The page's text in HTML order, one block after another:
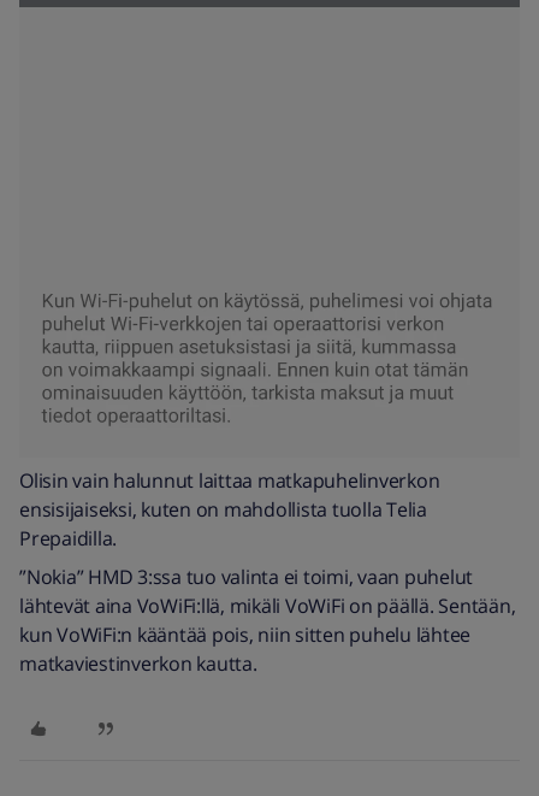
Olisin vain halunnut laittaa matkapuhelinverkon
ensisijaiseksi, kuten on mahdollista tuolla Telia
Prepaidilla.
”Nokia” HMD 3:ssa tuo valinta ei toimi, vaan puhelut
lähtevät aina VoWiFi:llä, mikäli VoWiFi on päällä. Sentään,
kun VoWiFi:n kääntää pois, niin sitten puhelu lähtee
matkaviestinverkon kautta.